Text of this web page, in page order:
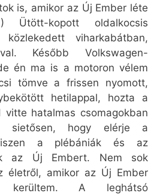
is, amikor az Új Ember léte
Ütött-kopott oldalkocsis
közlekedett viharkabátban,
Később Volkswagen-
én ma is a motoron vélem
tömve a frissen nyomott,
hetilappal, hozta a
vitte hatalmas csomagokban
sietősen, hogy elérje a
a plébániák és az
az Új Embert. Nem sok
életről, amikor az Új Ember
kerültem. A leghátsó